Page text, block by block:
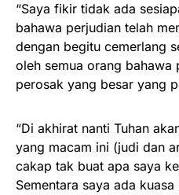
“Saya fikir tidak ada
bahawa perjudian telah
dengan begitu cemerlang
oleh semua orang bahawa
perosak yang besar yang
“Di akhirat nanti Tuhan
yang macam ini (judi dan
cakap tak buat apa saya
Sementara saya ada